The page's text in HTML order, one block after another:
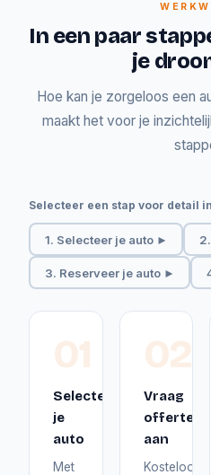
In een paar
je
Hoe kan je zorgeloos een
maakt het voor je
Selecteer een stap voor detail
1. Selecteer je auto ►
3. Reserveer je auto ►
01
Selecteer
je
auto
Met
02
Vraag
offerte
aan
Kosteloos